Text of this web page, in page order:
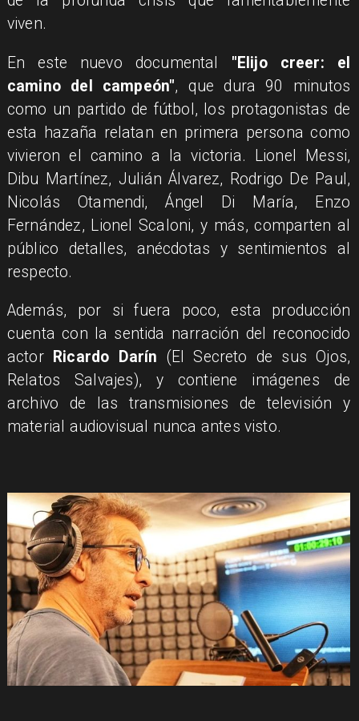
viven.
En este nuevo documental "Elijo creer: el
camino del campeón", que dura 90 minutos
como un partido de fútbol, los protagonistas de
esta hazaña relatan en primera persona como
vivieron el camino a la victoria. Lionel Messi,
Dibu Martínez, Julián Álvarez, Rodrigo De Paul,
Nicolás Otamendi, Ángel Di María, Enzo
Fernández, Lionel Scaloni, y más, comparten al
público detalles, anécdotas y sentimientos al
respecto.
Además, por si fuera poco, esta producción
cuenta con la sentida narración del reconocido
actor
Ricardo Darín (El Secreto de sus Ojos,
Relatos Salvajes), y contiene imágenes de
archivo de las transmisiones de televisión y
material audiovisual nunca antes visto.